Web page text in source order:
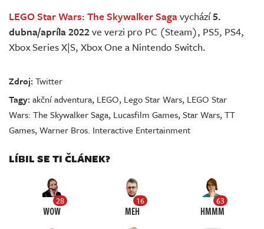
LEGO Star Wars: The Skywalker Sagavychází5.
dubna/apríla 2022ve verzi pro PC (Steam), PS5, PS4,
Xbox Series X|S, Xbox One a Nintendo Switch.
Zdroj:Twitter
Tagy:akční adventura, LEGO, Lego Star Wars, LEGO Star
Wars: The Skywalker Saga, Lucasfilm Games,Star Wars,TT
Games,Warner Bros. Interactive Entertainment
LÍBIL SE TI ČLÁNEK?
28
WOW
16
MEH
63
HMMM